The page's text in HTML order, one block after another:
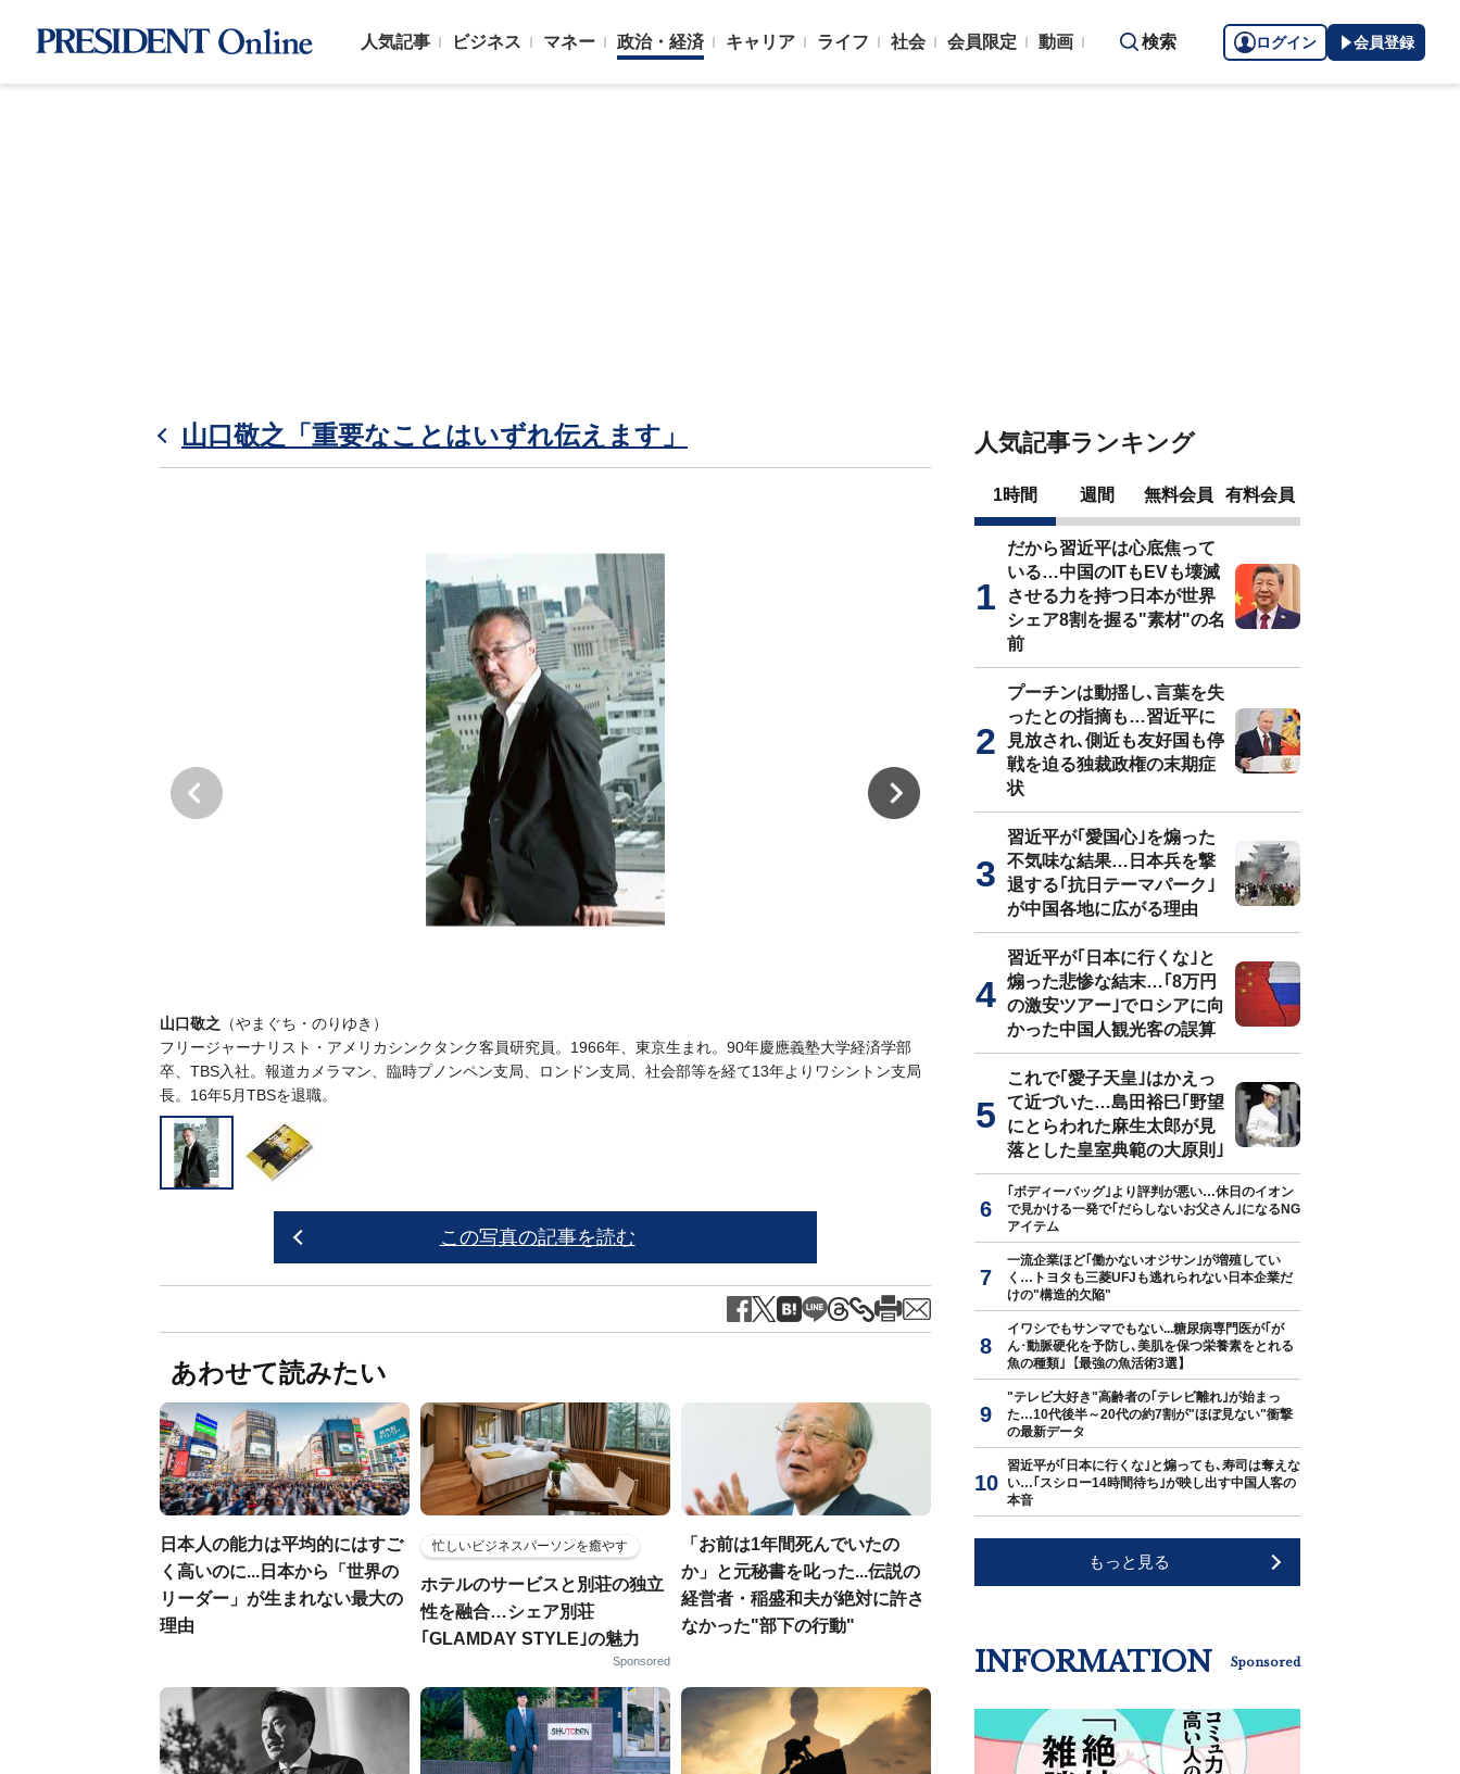
人気記事 ビジネス マネー 政治・経済 キャリア ライフ 社会 会員限定 動画 検索 ログイン 会員登録
山口敬之「重要なことはいずれ伝えます」
山口敬之 （やまぐち・のりゆき）
フリージャーナリスト・アメリカシンクタンク客員研究員。1966年、東京生まれ。90年慶應義塾大学経済学部
卒、TBS入社。報道カメラマン、臨時プノンペン支局、ロンドン支局、社会部等を経て13年よりワシントン支局
長。16年5月TBSを退職。
この写真の記事を読む
あわせて読みたい
日本人の能力は平均的にはすご
く高いのに...日本から「世界の
リーダー」が生まれない最大の
理由
忙しいビジネスパーソンを癒やす
ホテルのサービスと別荘の独立
性を融合…シェア別荘
｢GLAMDAY STYLE｣の魅力
Sponsored
「お前は1年間死んでいたの
か」と元秘書を叱った...伝説の
経営者・稲盛和夫が絶対に許さ
なかった"部下の行動"
人気記事ランキング
1時間 週間 無料会員 有料会員
だから習近平は心底焦って
いる…中国のITもEVも壊滅
させる力を持つ日本が世界
シェア8割を握る"素材"の名
前
プーチンは動揺し､言葉を失
ったとの指摘も…習近平に
見放され､側近も友好国も停
戦を迫る独裁政権の末期症
状
習近平が｢愛国心｣を煽った
不気味な結果…日本兵を撃
退する｢抗日テーマパーク｣
が中国各地に広がる理由
習近平が｢日本に行くな｣と
煽った悲惨な結末…｢8万円
の激安ツアー｣でロシアに向
かった中国人観光客の誤算
これで｢愛子天皇｣はかえっ
て近づいた…島田裕巳｢野望
にとらわれた麻生太郎が見
落とした皇室典範の大原則｣
｢ボディーバッグ｣より評判が悪い…休日のイオン
で見かける一発で｢だらしないお父さん｣になるNG
アイテム
一流企業ほど｢働かないオジサン｣が増殖してい
く…トヨタも三菱UFJも逃れられない日本企業だ
けの"構造的欠陥"
イワシでもサンマでもない...糖尿病専門医が｢が
ん･動脈硬化を予防し､美肌を保つ栄養素をとれる
魚の種類｣【最強の魚活術3選】
"テレビ大好き"高齢者の｢テレビ離れ｣が始まっ
た…10代後半～20代の約7割が"ほぼ見ない"衝撃
の最新データ
習近平が｢日本に行くな｣と煽っても､寿司は奪えな
い…｢スシロー14時間待ち｣が映し出す中国人客の
本音
もっと見る
INFORMATION Sponsored